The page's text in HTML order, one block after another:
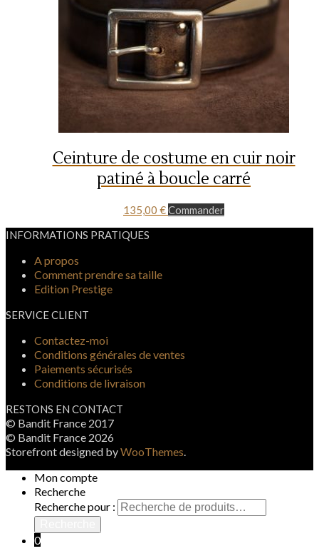
Ceinture de costume en cuir noir
patiné à boucle carré
135,00 €Commander
INFORMATIONS PRATIQUES
A propos
Comment prendre sa taille
Edition Prestige
SERVICE CLIENT
Contactez-moi
Conditions générales de ventes
Paiements sécurisés
Conditions de livraison
RESTONS EN CONTACT
© Bandit France 2017
© Bandit France 2026
Storefront designed byWooThemes.
Mon compte
Recherche
Recherche pour :
0